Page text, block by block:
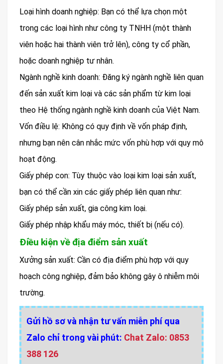
Loại hình doanh nghiệp: Bạn có thể lựa chọn một
trong các loại hình như công ty TNHH (một thành
viên hoặc hai thành viên trở lên), công ty cổ phần,
hoặc doanh nghiệp tư nhân.
Ngành nghề kinh doanh: Đăng ký ngành nghề liên quan
đến sản xuất kim loại và các sản phẩm từ kim loại
theo Hệ thống ngành nghề kinh doanh của Việt Nam.
Vốn điều lệ: Không có quy định về vốn pháp định,
nhưng bạn nên cân nhắc mức vốn phù hợp với quy mô
hoạt động.
Giấy phép con: Tùy thuộc vào loại kim loại sản xuất,
bạn có thể cần xin các giấy phép liên quan như:
Giấy phép sản xuất, gia công kim loại.
Giấy phép nhập khẩu máy móc, thiết bị (nếu có).
Điều kiện về địa điểm sản xuất
Xưởng sản xuất: Cần có địa điểm phù hợp với quy
hoạch công nghiệp, đảm bảo không gây ô nhiễm môi
trường.
Gửi hồ sơ và nhận tư vấn miễn phí qua
Zalo chỉ trong vài phút: Chat Zalo: 0853
388 126